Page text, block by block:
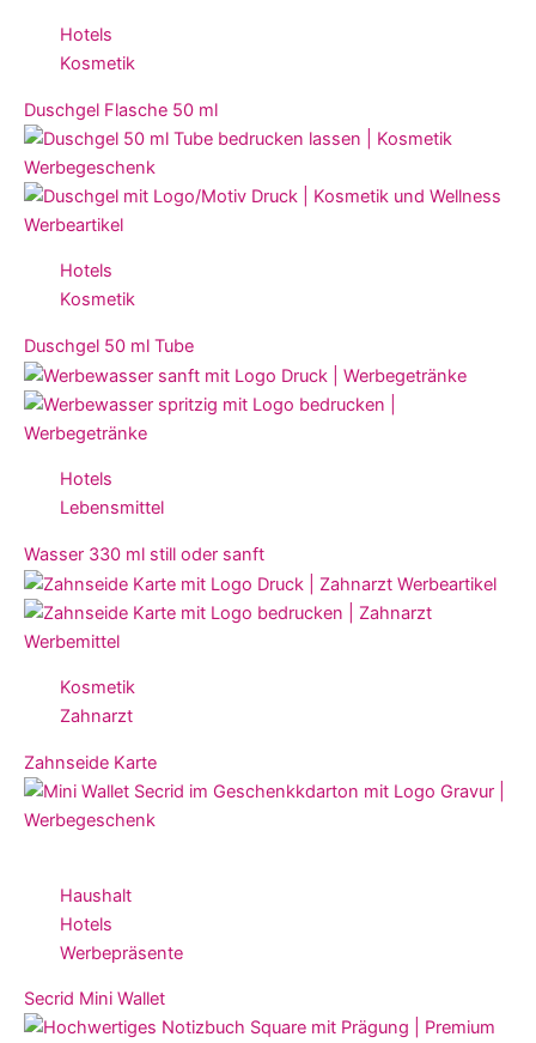
Hotels
Kosmetik
Duschgel Flasche 50 ml
Hotels
Kosmetik
Duschgel 50 ml Tube
Hotels
Lebensmittel
Wasser 330 ml still oder sanft
Kosmetik
Zahnarzt
Zahnseide Karte
Haushalt
Hotels
Werbepräsente
Secrid Mini Wallet